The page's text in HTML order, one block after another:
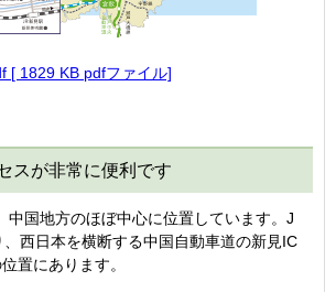
[ 1829 KB pdfファイル]
スが非常に便利です
中国地方のほぼ中心に位置しています。J
西日本を横断する中国自動車道の新見IC
置にあります。